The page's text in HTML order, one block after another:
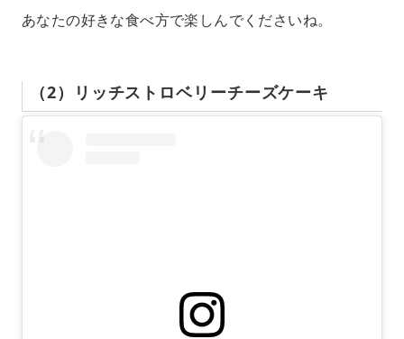
あなたの好きな食べ方で楽しんでくださいね。
（2）リッチストロベリーチーズケーキ